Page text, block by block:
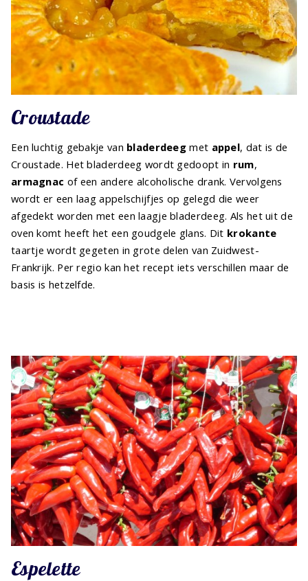
Croustade
Een luchtig gebakje van bladerdeeg met appel, dat is de
Croustade. Het bladerdeeg wordt gedoopt in rum,
armagnac of een andere alcoholische drank. Vervolgens
wordt er een laag appelschijfjes op gelegd die weer
afgedekt worden met een laagje bladerdeeg. Als het uit de
oven komt heeft het een goudgele glans. Dit krokante
taartje wordt gegeten in grote delen van Zuidwest-
Frankrijk. Per regio kan het recept iets verschillen maar de
basis is hetzelfde.
Espelette